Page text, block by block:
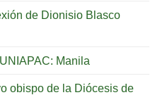
de Dionisio Blasco
Manila
obispo de la Diócesis de